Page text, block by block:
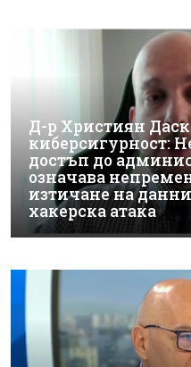
Д-р Християн
киберсигурност:
достъп до
означава
изтичане на
хакерска атака